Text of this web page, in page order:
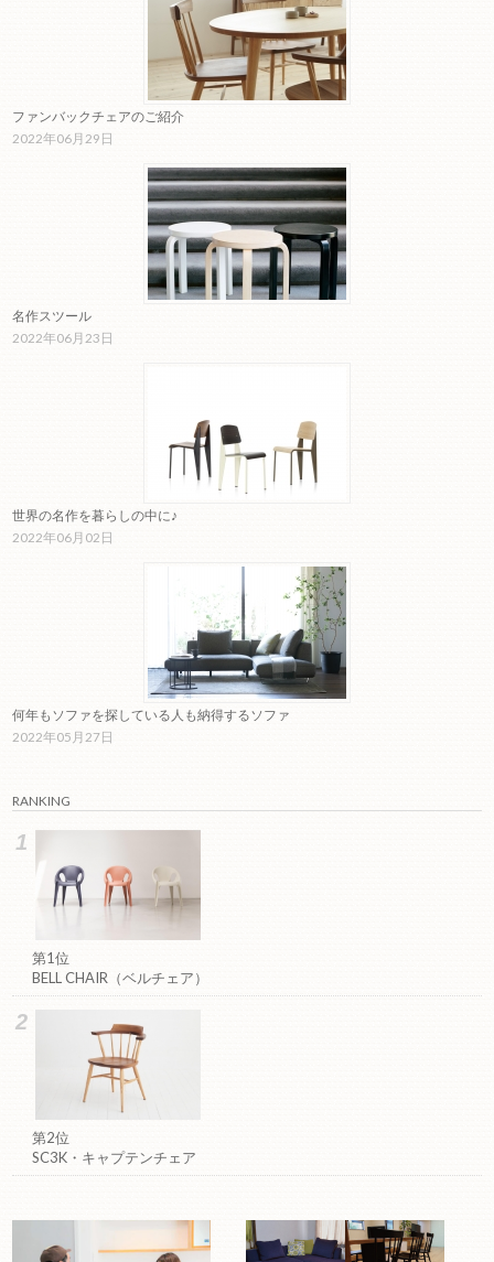
ファンバックチェアのご紹介
2022年06月29日
名作スツール
2022年06月23日
世界の名作を暮らしの中に♪
2022年06月02日
何年もソファを探している人も納得するソファ
2022年05月27日
RANKING
第1位
BELL CHAIR（ベルチェア）
第2位
SC3K・キャプテンチェア